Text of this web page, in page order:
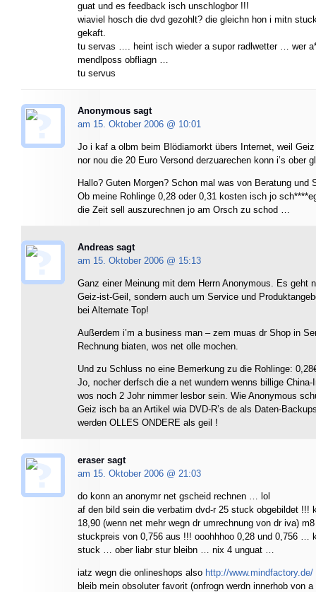
guat und es feedback isch unschlogbor !!!
wiaviel hosch die dvd gezohlt? die gleichn hon i mitn
gekaft.
tu servas …. heint isch wieder a supor radlwetter … wer
mendlposs obfliagn …
tu servus
Anonymous sagt
am 15. Oktober 2006 @ 10:01
Jo i kaf a olbm beim Blödiamorkt übers Internet, weil
nor nou die 20 Euro Versond derzuarechen konn i’s ober
Hallo? Guten Morgen? Schon mal was von Beratung und
Ob meine Rohlinge 0,28 oder 0,31 kosten isch jo
die Zeit sell auszurechnen jo am Orsch zu schod …
Andreas sagt
am 15. Oktober 2006 @ 15:13
Ganz einer Meinung mit dem Herrn Anonymous. Es geht
Geiz-ist-Geil, sondern auch um Service und
bei Alternate Top!
Außerdem i’m a business man – zem muas dr Shop in
Rechnung biaten, wos net olle mochen.
Und zu Schluss no eine Bemerkung zu die Rohlinge:
Jo, nocher derfsch die a net wundern wenns billige
wos noch 2 Johr nimmer lesbor sein. Wie Anonymous
Geiz isch ba an Artikel wia DVD-R’s de als Daten-
werden OLLES ONDERE als geil !
eraser sagt
am 15. Oktober 2006 @ 21:03
do konn an anonymr net gscheid rechnen … lol
af den bild sein die verbatim dvd-r 25 stuck obgebildet !!!
18,90 (wenn net mehr wegn dr umrechnung von dr iva)
stuckpreis von 0,756 aus !!! ooohhhoo 0,28 und 0,756 …
stuck … ober liabr stur bleibn … nix 4 unguat …
iatz wegn die onlineshops also http://www.mindfactory.de/
bleib mein obsoluter favorit (onfrogn werdn innerhob von a